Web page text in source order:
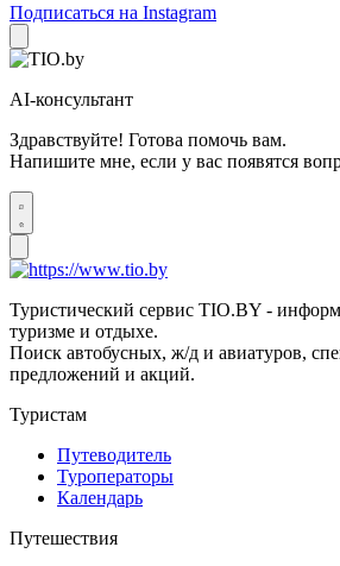
Подписаться на Instagram
AI-консультант
Здравствуйте! Готова помочь вам.
Напишите мне, если у вас появятся
Туристический сервис TIO.BY -
туризме и отдыхе.
Поиск автобусных, ж/д и авиатуров,
предложений и акций.
Туристам
Путеводитель
Туроператоры
Календарь
Путешествия